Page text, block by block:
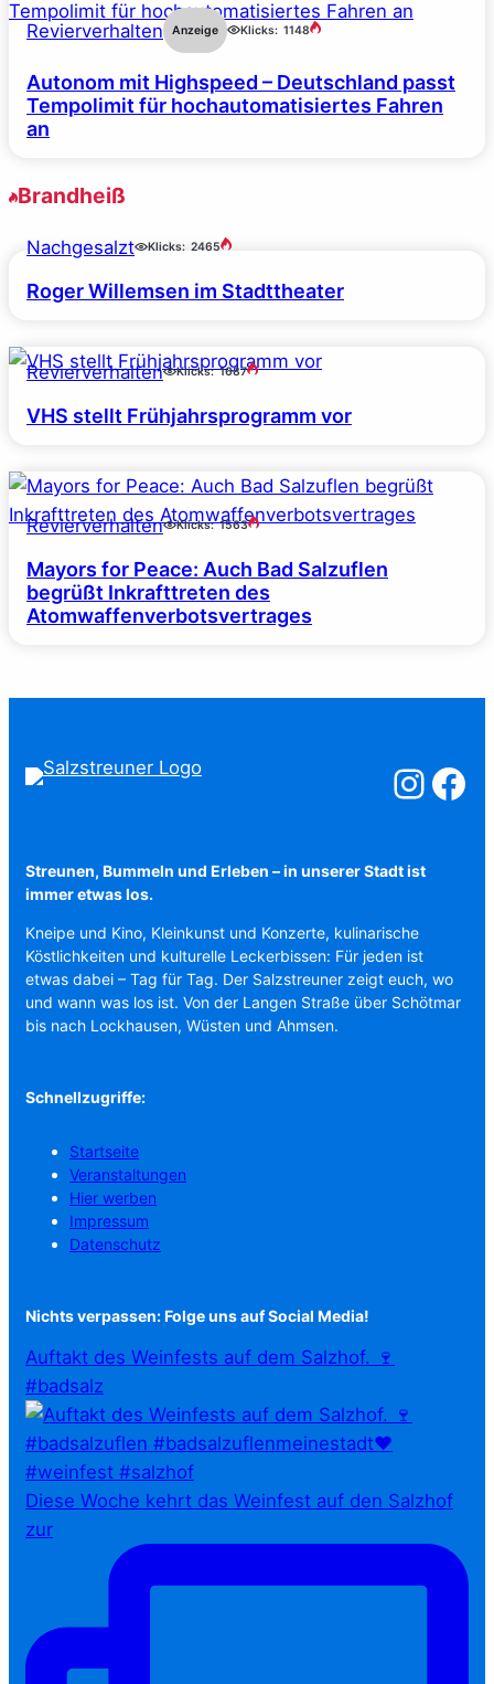
Revierverhalten Anzeige Klicks: 1148
Autonom mit Highspeed – Deutschland passt
Tempolimit für hochautomatisiertes Fahren
an
Brandheiß
Nachgesalzt Klicks: 2465
Roger Willemsen im Stadttheater
Revierverhalten Klicks: 1687
VHS stellt Frühjahrsprogramm vor
Revierverhalten Klicks: 1563
Mayors for Peace: Auch Bad Salzuflen
begrüßt Inkrafttreten des
Atomwaffenverbotsvertrages
Salzstreuner
Streunen, Bummeln und Erleben – in unserer Stadt ist
immer etwas los.
Kneipe und Kino, Kleinkunst und Konzerte, kulinarische
Köstlichkeiten und kulturelle Leckerbissen: Für jeden ist
etwas dabei – Tag für Tag. Der Salzstreuner zeigt euch, wo
und wann was los ist. Von der Langen Straße über Schötmar
bis nach Lockhausen, Wüsten und Ahmsen.
Schnellzugriffe:
Startseite
Veranstaltungen
Hier werben
Impressum
Datenschutz
Nichts verpassen: Folge uns auf Social Media!
Auftakt des Weinfests auf dem Salzhof. 🍷
#badsalz
Diese Woche kehrt das Weinfest auf den Salzhof
zur